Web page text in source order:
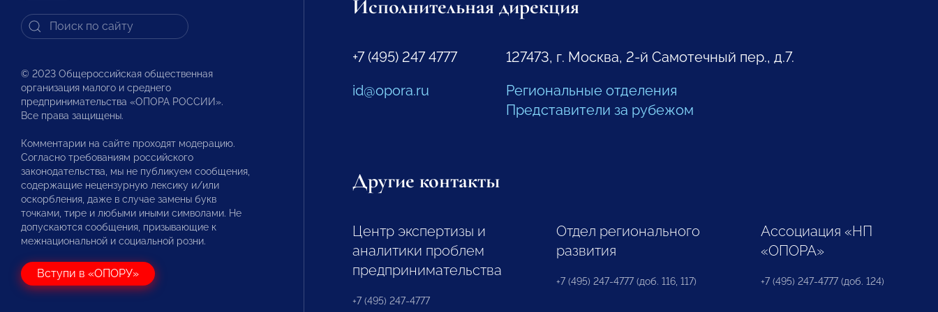
© 2023 Общероссийская общественная
организация малого и среднего
предпринимательства «ОПОРА РОССИИ».
Все права защищены.
Комментарии на сайте проходят модерацию.
Согласно требованиям российского
законодательства, мы не публикуем сообщения,
содержащие нецензурную лексику и/или
оскорбления, даже в случае замены букв
точками, тире и любыми иными символами. Не
допускаются сообщения, призывающие к
межнациональной и социальной розни.
Вступи в «ОПОРУ»
Исполнительная дирекция
+7 (495) 247 4777
id@opora.ru
127473, г. Москва, 2-й Самотечный пер., д.7.
Региональные отделения
Представители за рубежом
Другие контакты
Центр экспертизы и
аналитики проблем
предпринимательства
+7 (495) 247-4777
Отдел регионального
развития
+7 (495) 247-4777 (доб. 116, 117)
Ассоциация «НП
«ОПОРА»
+7 (495) 247-4777 (доб. 124)